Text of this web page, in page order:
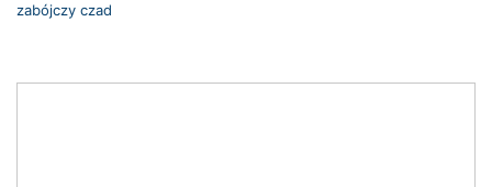
zabójczy czad